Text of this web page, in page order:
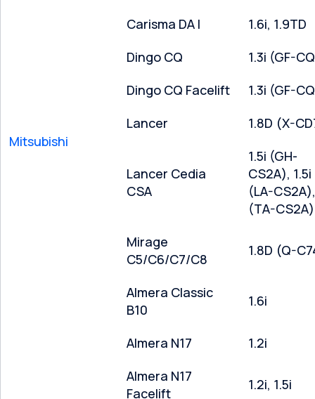
Mitsubishi
Carisma DA I
1.6i, 1.9TD
Dingo CQ
1.3i (GF-
Dingo CQ Facelift
1.3i (GF-
Lancer
1.8D (X-
Lancer Cedia
CSA
1.5i (GH-
CS2A), 1.5i
(LA-
(TA-CS2A)
Mirage
C5/C6/C7/C8
1.8D (Q-
Almera Classic
B10
1.6i
Almera N17
1.2i
Almera N17
Facelift
1.2i, 1.5i